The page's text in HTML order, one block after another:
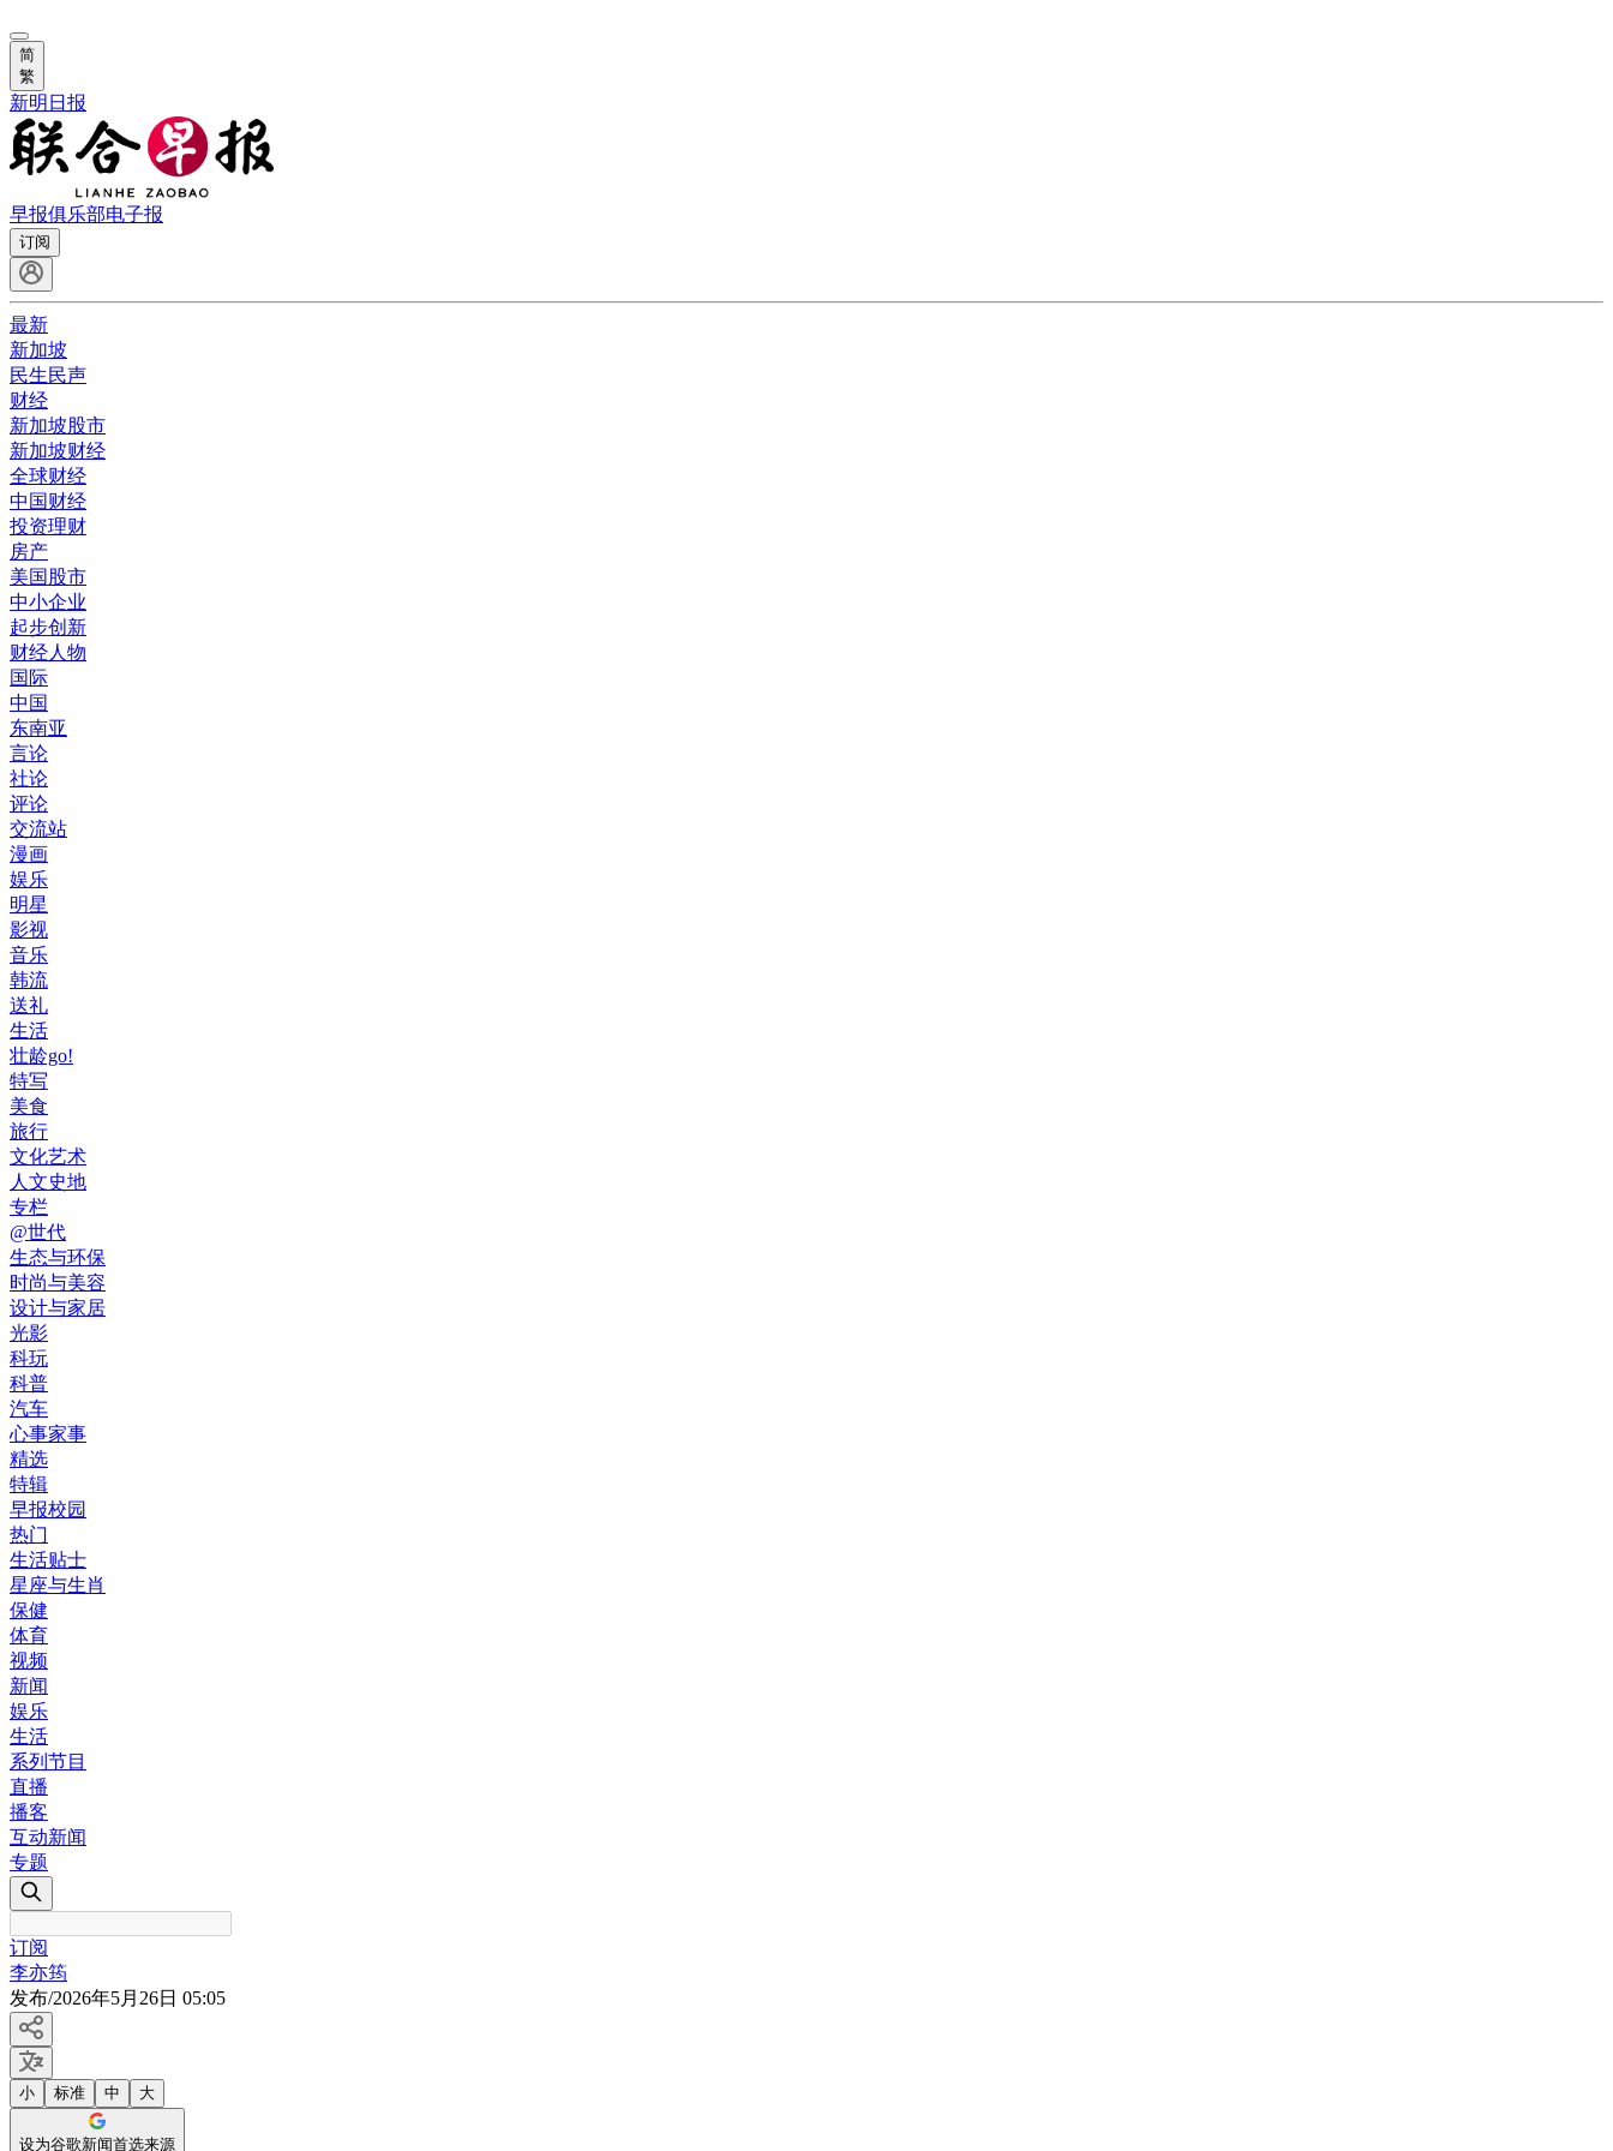
简
繁
新明日报
早报俱乐部电子报
订阅
最新
新加坡
民生民声
财经
新加坡股市
新加坡财经
全球财经
中国财经
投资理财
房产
美国股市
中小企业
起步创新
财经人物
国际
中国
东南亚
言论
社论
评论
交流站
漫画
娱乐
明星
影视
音乐
韩流
送礼
生活
壮龄go!
特写
美食
旅行
文化艺术
人文史地
专栏
@世代
生态与环保
时尚与美容
设计与家居
光影
科玩
科普
汽车
心事家事
精选
特辑
早报校园
热门
生活贴士
星座与生肖
保健
体育
视频
新闻
娱乐
生活
系列节目
直播
播客
互动新闻
专题
订阅
李亦筠
发布/2026年5月26日 05:05
小 标准 中 大
设为谷歌新闻首选来源